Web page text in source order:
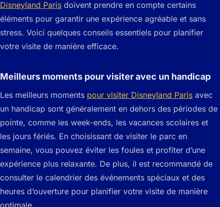
Disneyland Paris doivent prendre en compte certains
éléments pour garantir une expérience agréable et sans
stress. Voici quelques conseils essentiels pour planifier
votre visite de manière efficace.
Meilleurs moments pour visiter avec un handicap
Les meilleurs moments pour visiter Disneyland Paris avec
un handicap sont généralement en dehors des périodes de
pointe, comme les week-ends, les vacances scolaires et
les jours fériés. En choisissant de visiter le parc en
semaine, vous pouvez éviter les foules et profiter d’une
expérience plus relaxante. De plus, il est recommandé de
consulter le calendrier des événements spéciaux et des
heures d’ouverture pour planifier votre visite de manière
optimale.